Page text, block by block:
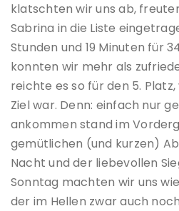
klatschten wir uns ab,
Sabrina in die Liste
Stunden und 19 Minuten für
konnten wir mehr als
reichte es so für den 5.
Ziel war. Denn: einfach nur
ankommen stand im
gemütlichen (und kurzen)
Nacht und der liebevollen
Sonntag machten wir uns
der im Hellen zwar auch